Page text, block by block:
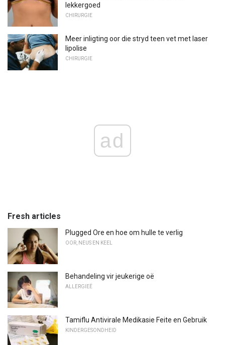
lekkergoed
CHIRURGIE
Meer inligting oor die stryd teen vet met laser
lipolise
CHIRURGIE
ad
Fresh articles
Plugged Ore en hoe om hulle te verlig
OOR, NEUS EN KEEL
Behandeling vir jeukerige oë
ALLERGIEË
Tamiflu Antivirale Medikasie Feite en Gebruik
KINDERGESONDHEID